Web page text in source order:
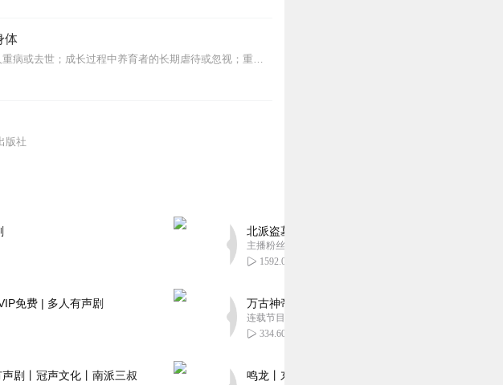
体
本书由听友shanyo_p8推荐，谢谢！迁徙、分手、离婚、亲人重病或去世；成长过程中养育者的长期虐待或忽视；重大车祸、暴力伤害、性...
版社
免费 | 多人有声剧
剧丨冠声文化丨南派三叔
北派盗墓笔记丨头陀渊出品丨悬疑灵异丨摸金校尉
主播粉丝1659万
1592.01万
万古神帝丨玄幻丨热血丨紫襟团队演播丨多人有声
连载节目超二百集
334.60万
鸣龙丨东方玄幻丨紫襟团队丨轻松搞笑丨多人有声